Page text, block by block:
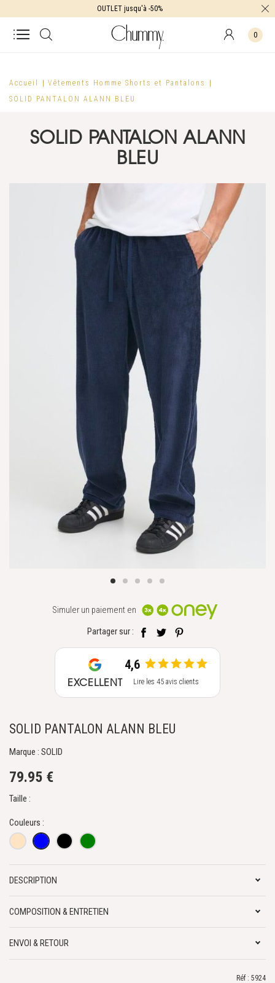
OUTLET jusqu'à -50%
0
Accueil Vêtements Homme Shorts et Pantalons
SOLID PANTALON ALANN BLEU
SOLID PANTALON ALANN
BLEU
Simuler un paiement en
Partager sur :
EXCELLENT
4,6
Lire les 45 avis clients
SOLID PANTALON ALANN BLEU
Marque : SOLID
79.95 €
Taille :
Couleurs :
DESCRIPTION
COMPOSITION & ENTRETIEN
ENVOI & RETOUR
Réf : 5924